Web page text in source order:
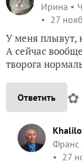
Ирина
27
У меня плывут,
А сейчас
творога
Ответить ✿
Франс
27